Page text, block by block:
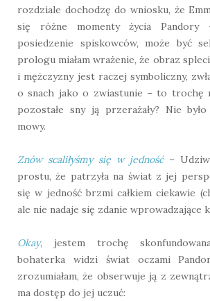
rozdziale dochodzę do wniosku, że
się różne momenty życia
posiedzenie spiskowców, może być
prologu miałam wrażenie, że obraz
i mężczyzny jest raczej symboliczny,
o snach jako o zwiastunie – to trochę
pozostałe sny ją przerażały? Nie
mowy.
Znów scaliłyśmy się w jedność –
prostu, że patrzyła na świat z jej
się w jedność brzmi całkiem ciekawie
ale nie nadaje się zdanie wprowadzające
Okay, jestem trochę
bohaterka widzi świat oczami
zrozumiałam, że obserwuje ją z
ma dostęp do jej uczuć: